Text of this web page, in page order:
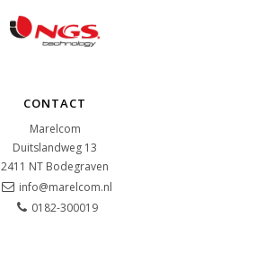
CONTACT
Marelcom
Duitslandweg 13
2411 NT Bodegraven
info@marelcom.nl
0182-300019